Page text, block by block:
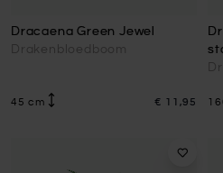
Dracaena Green Jewel
Drakenbloedboom
45 cm € 11,95